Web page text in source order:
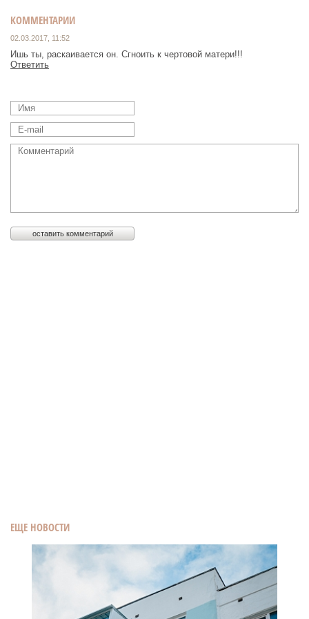
ЕЩЕ НОВОСТИ
КОММЕНТАРИИ
02.03.2017, 11:52
Ишь ты, раскаивается он. Сгноить к чертовой матери!!!
Ответить